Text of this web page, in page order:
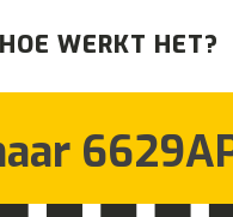
HOE WERKT HET?